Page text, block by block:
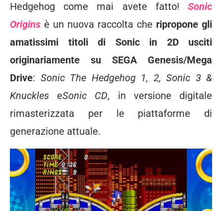
Hedgehog come mai avete fatto! Sonic
Origins è un nuova raccolta che ripropone gli
amatissimi titoli di Sonic in 2D usciti
originariamente su SEGA Genesis/Mega
Drive: Sonic The Hedgehog 1, 2, Sonic 3 &
Knuckles eSonic CD, in versione digitale
rimasterizzata per le piattaforme di
generazione attuale.